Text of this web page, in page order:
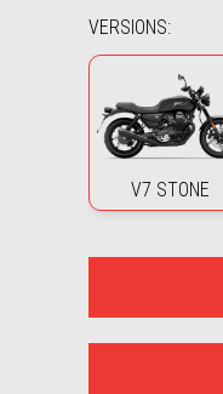
VERSIONS:
V7 STONE